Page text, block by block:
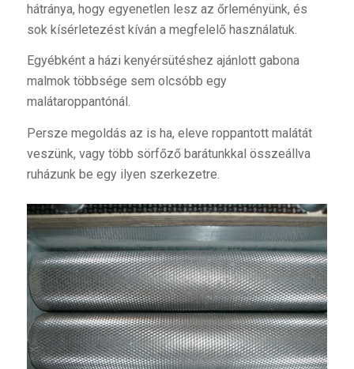
hátránya, hogy egyenetlen lesz az őrleményünk, és
sok kísérletezést kíván a megfelelő használatuk.
Egyébként a házi kenyérsütéshez ajánlott gabona
malmok többsége sem olcsóbb egy
malátaroppantónál.
Persze megoldás az is ha, eleve roppantott malátát
veszünk, vagy több sörfőző barátunkkal összeállva
ruházunk be egy ilyen szerkezetre.